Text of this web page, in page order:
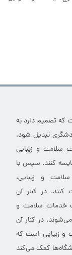
که تصمیم دارد به
تبدیل شود.
سلامت و زیبایی
کنند. سپس با
و زیبایی،
کنند. در کنار آن
خدمات سلامت و
در کنار آن
و زیبایی است که
کمک می‌کند